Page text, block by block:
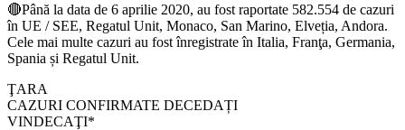
🔴Până la data de 6 aprilie 2020, au fost raportate 582.554 de cazuri
în UE / SEE, Regatul Unit, Monaco, San Marino, Elveția, Andora.
Cele mai multe cazuri au fost înregistrate în Italia, Franţa, Germania,
Spania și Regatul Unit.
ŢARA
CAZURI CONFIRMATE DECEDAȚI
VINDECAŢI*